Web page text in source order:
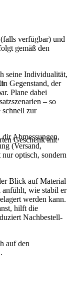
verfügbar) und
gemäß den
seine Individualität,
Gegenstand, der
Plane dabei
– so
schnell zur
Abmessungen,
(Versand,
optisch, sondern
Blick auf Material
anfühlt, wie stabil er
werden kann.
hilft die
Nachbestell-
auf den
.
Geschenk mit